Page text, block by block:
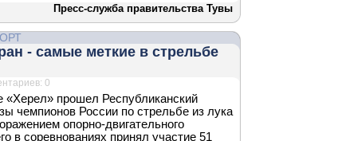
Пресс-служба правительства Тувы
- самые меткие в стрельбе
0
«Херел» прошел Республиканский
чемпионов России по стрельбе из лука
опорно-двигательного
в соревнованиях принял участие 51